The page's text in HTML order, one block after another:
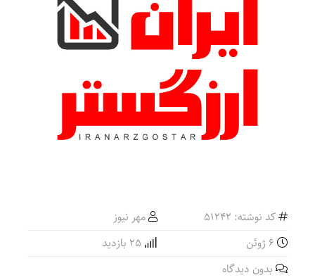
کد نوشته: 51242
مهر نیوز
بدون دیدگاه